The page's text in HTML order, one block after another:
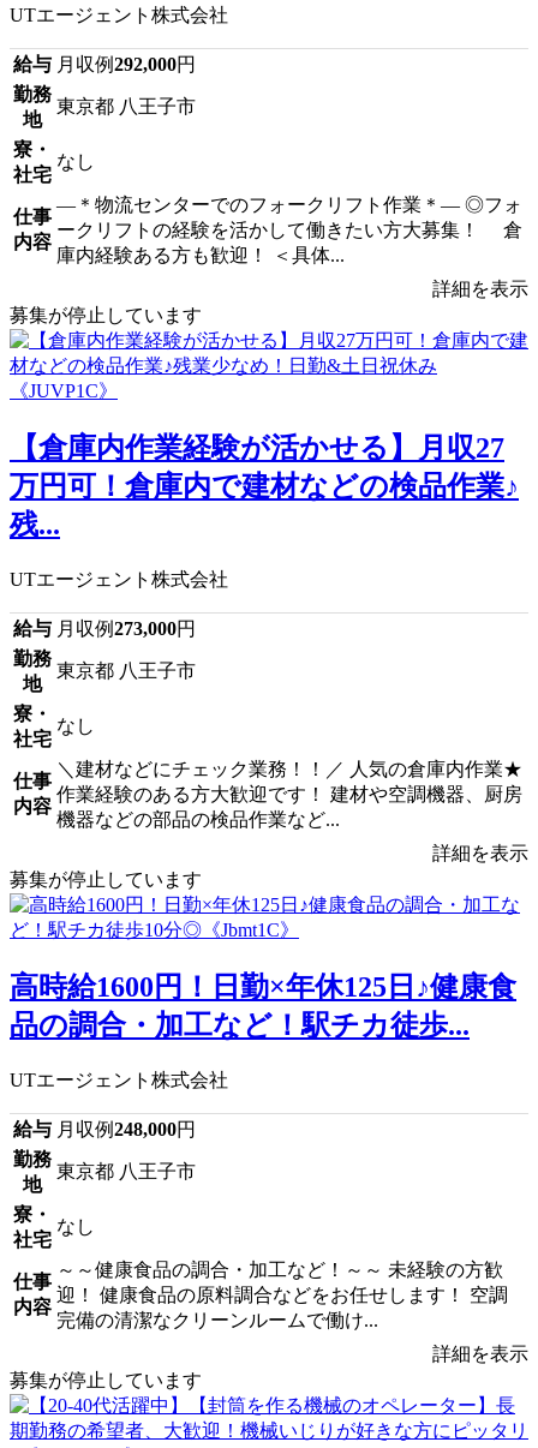
UTエージェント株式会社
給与 月収例292,000円
勤務
地
東京都 八王子市
寮・
社宅
なし
仕事
内容
―＊物流センターでのフォークリフト作業＊― ◎フォ
ークリフトの経験を活かして働きたい方大募集！ 倉
庫内経験ある方も歓迎！ ＜具体...
詳細を表示
募集が停止しています
【倉庫内作業経験が活かせる】月収27
万円可！倉庫内で建材などの検品作業♪
残...
UTエージェント株式会社
給与 月収例273,000円
勤務
地
東京都 八王子市
寮・
社宅
なし
仕事
内容
＼建材などにチェック業務！！／ 人気の倉庫内作業★
作業経験のある方大歓迎です！ 建材や空調機器、厨房
機器などの部品の検品作業など...
詳細を表示
募集が停止しています
高時給1600円！日勤×年休125日♪健康食
品の調合・加工など！駅チカ徒歩...
UTエージェント株式会社
給与 月収例248,000円
勤務
地
東京都 八王子市
寮・
社宅
なし
仕事
内容
～～健康食品の調合・加工など！～～ 未経験の方歓
迎！ 健康食品の原料調合などをお任せします！ 空調
完備の清潔なクリーンルームで働け...
詳細を表示
募集が停止しています